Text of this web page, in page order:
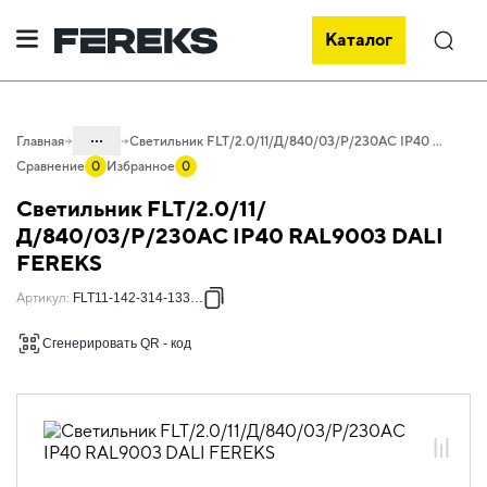
Каталог Поиск
Главная ...
Проектное освещение FEREKS
Светильники для внутреннего
FLT 2.0
Светильник FLT/2.0/11/Д/840/03/P/230AC IP40 RAL9003 DALI FEREKS
Сравнение 0 Избранное 0
Светильник FLT/2.0/11/
Д/840/03/P/230AC IP40 RAL9003 DALI
FEREKS
Артикул: FLT11-142-314-133419
Сгенерировать QR - код